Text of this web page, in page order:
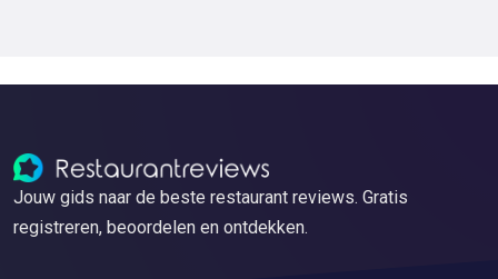
Jouw gids naar de beste restaurant reviews. Gratis
registreren, beoordelen en ontdekken.